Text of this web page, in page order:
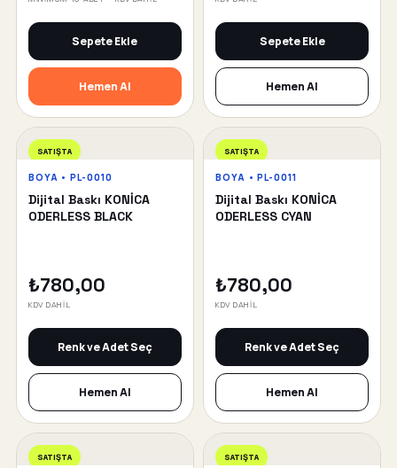
Sepete Ekle
Hemen Al
Sepete Ekle
Hemen Al
SATIŞTA
BOYA • PL-0010
Dijital Baskı KONİCA
ODERLESS BLACK
₺780,00
KDV DAHİL
Renk ve Adet Seç
Hemen Al
SATIŞTA
BOYA • PL-0011
Dijital Baskı KONİCA
ODERLESS CYAN
₺780,00
KDV DAHİL
Renk ve Adet Seç
Hemen Al
SATIŞTA SATIŞTA